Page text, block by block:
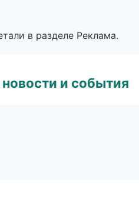
в разделе Реклама.
и события